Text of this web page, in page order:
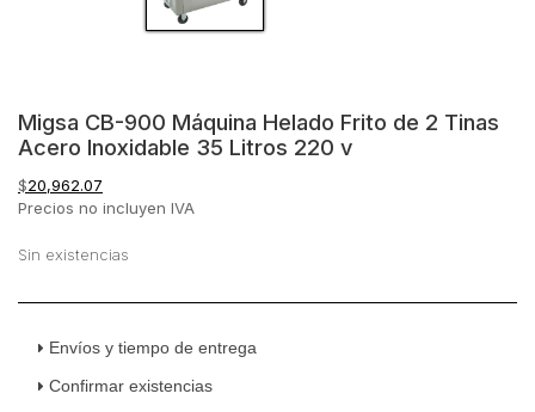
Migsa CB-900 Máquina Helado Frito de 2 Tinas
Acero Inoxidable 35 Litros 220 v
$20,962.07
Precios no incluyen IVA
Sin existencias
Envíos y tiempo de entrega
Confirmar existencias